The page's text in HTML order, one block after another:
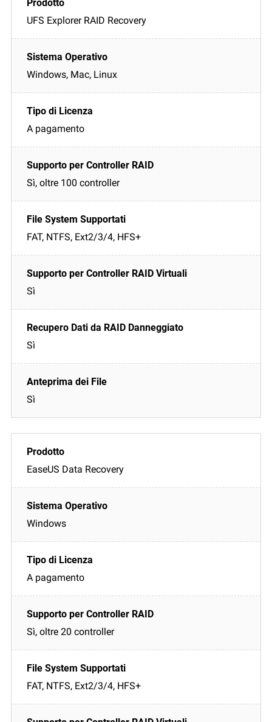
UFS Explorer RAID Recovery
Windows, Mac, Linux
A pagamento
Sì, oltre 100 controller
FAT, NTFS, Ext2/3/4, HFS+
Sì
Sì
Sì
EaseUS Data Recovery
Windows
A pagamento
Sì, oltre 20 controller
FAT, NTFS, Ext2/3/4, HFS+